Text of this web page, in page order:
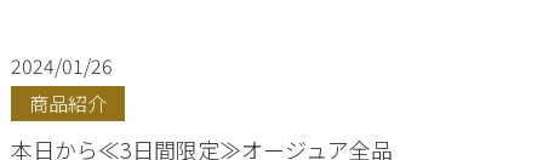
2024/01/26
商品紹介
本日から≪3日間限定≫オージュア全品